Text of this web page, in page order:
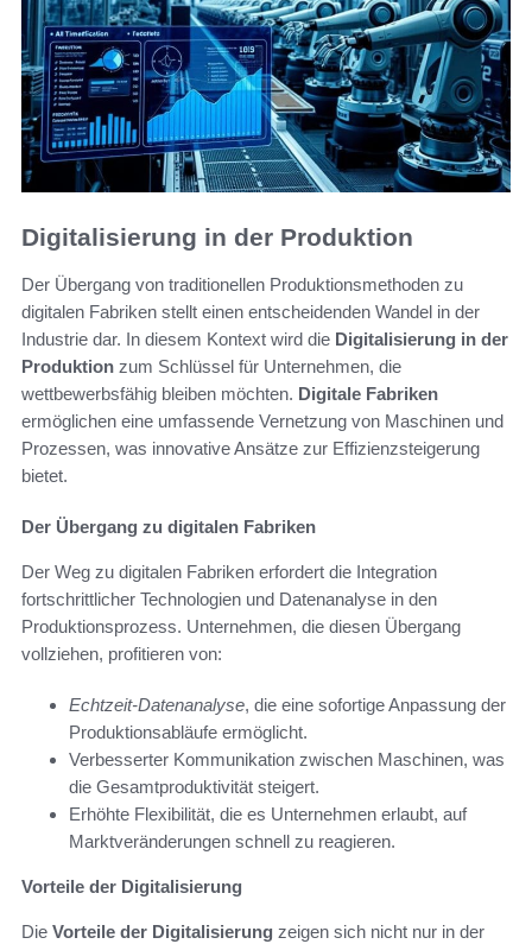
Digitalisierung in der Produktion
Der Übergang von traditionellen Produktionsmethoden zu
digitalen Fabriken stellt einen entscheidenden Wandel in der
Industrie dar. In diesem Kontext wird die Digitalisierung in der
Produktion zum Schlüssel für Unternehmen, die
wettbewerbsfähig bleiben möchten. Digitale Fabriken
ermöglichen eine umfassende Vernetzung von Maschinen und
Prozessen, was innovative Ansätze zur Effizienzsteigerung
bietet.
Der Übergang zu digitalen Fabriken
Der Weg zu digitalen Fabriken erfordert die Integration
fortschrittlicher Technologien und Datenanalyse in den
Produktionsprozess. Unternehmen, die diesen Übergang
vollziehen, profitieren von:
Echtzeit-Datenanalyse, die eine sofortige Anpassung der
Produktionsabläufe ermöglicht.
Verbesserter Kommunikation zwischen Maschinen, was
die Gesamtproduktivität steigert.
Erhöhte Flexibilität, die es Unternehmen erlaubt, auf
Marktveränderungen schnell zu reagieren.
Vorteile der Digitalisierung
Die Vorteile der Digitalisierung zeigen sich nicht nur in der